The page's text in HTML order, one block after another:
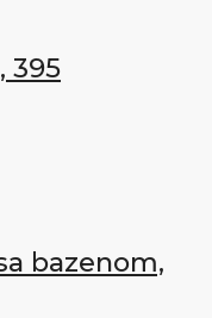
395
bazenom,